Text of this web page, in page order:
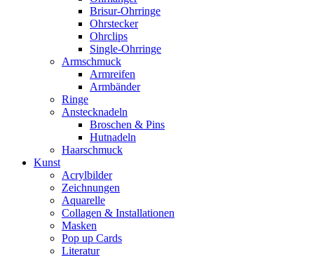
Brisur-Ohrringe
Ohrstecker
Ohrclips
Single-Ohrringe
Armschmuck
Armreifen
Armbänder
Ringe
Anstecknadeln
Broschen & Pins
Hutnadeln
Haarschmuck
Kunst
Acrylbilder
Zeichnungen
Aquarelle
Collagen & Installationen
Masken
Pop up Cards
Literatur